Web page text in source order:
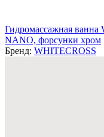
Гидромассажная ванна
NANO, форсунки хром
Бренд: WHITECROSS